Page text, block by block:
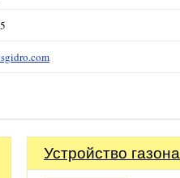
Устройство газона